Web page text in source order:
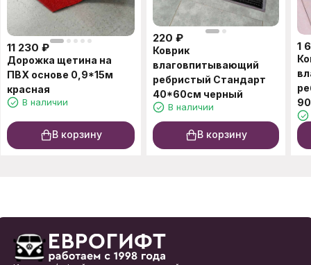
11 230 ₽
Дорожка щетина на
ПВХ основе 0,9*15м
красная
В наличии
В корзину
220 ₽
Коврик
влаговпитывающий
ребристый Стандарт
40*60см черный
В наличии
В корзину
1